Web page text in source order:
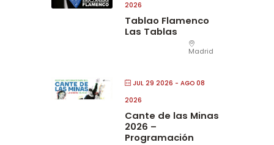
2026
Tablao Flamenco
Las Tablas
Madrid
JUL 29 2026 - AGO 08
2026
Cante de las Minas
2026 –
Programación